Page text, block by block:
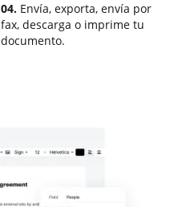
04. Envía, exporta, envía por
fax, descarga o imprime tu
documento.